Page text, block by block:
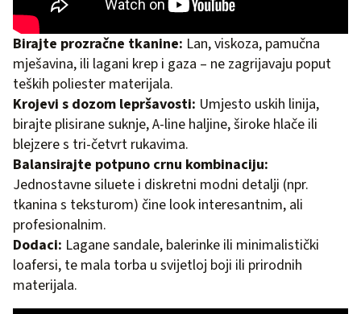
Birajte prozračne tkanine: Lan, viskoza, pamučna
mješavina, ili lagani krep i gaza – ne zagrijavaju poput
teških poliester materijala.
Krojevi s dozom lepršavosti: Umjesto uskih linija,
birajte plisirane suknje, A-line haljine, široke hlače ili
blejzere s tri-četvrt rukavima.
Balansirajte potpuno crnu kombinaciju:
Jednostavne siluete i diskretni modni detalji (npr.
tkanina s teksturom) čine look interesantnim, ali
profesionalnim.
Dodaci: Lagane sandale, balerinke ili minimalistički
loafersi, te mala torba u svijetloj boji ili prirodnih
materijala.